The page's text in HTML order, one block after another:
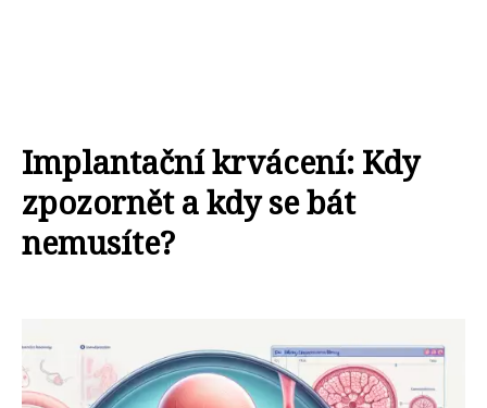
Implantační krvácení: Kdy
zpozornět a kdy se bát
nemusíte?